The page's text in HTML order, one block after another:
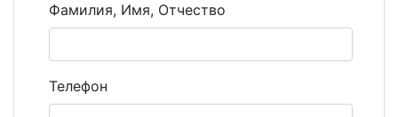
Фамилия, Имя, Отчество
Телефон